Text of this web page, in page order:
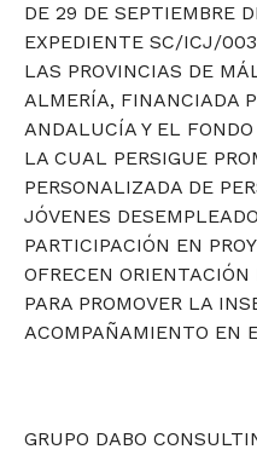
DE 29 DE SEPTIEMBRE
EXPEDIENTE SC/ICJ/
LAS PROVINCIAS DE
ALMERÍA, FINANCIADA
ANDALUCÍA Y EL
LA CUAL PERSIGUE
PERSONALIZADA DE
JÓVENES
PARTICIPACIÓN EN
OFRECEN
PARA PROMOVER LA
ACOMPAÑAMIENTO EN
GRUPO DABO